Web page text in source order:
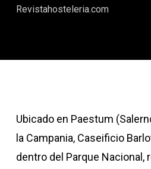
Revistahosteleria.com
Ubicado en Paestum
la Campania, Caseificio
dentro del Parque Nacional,